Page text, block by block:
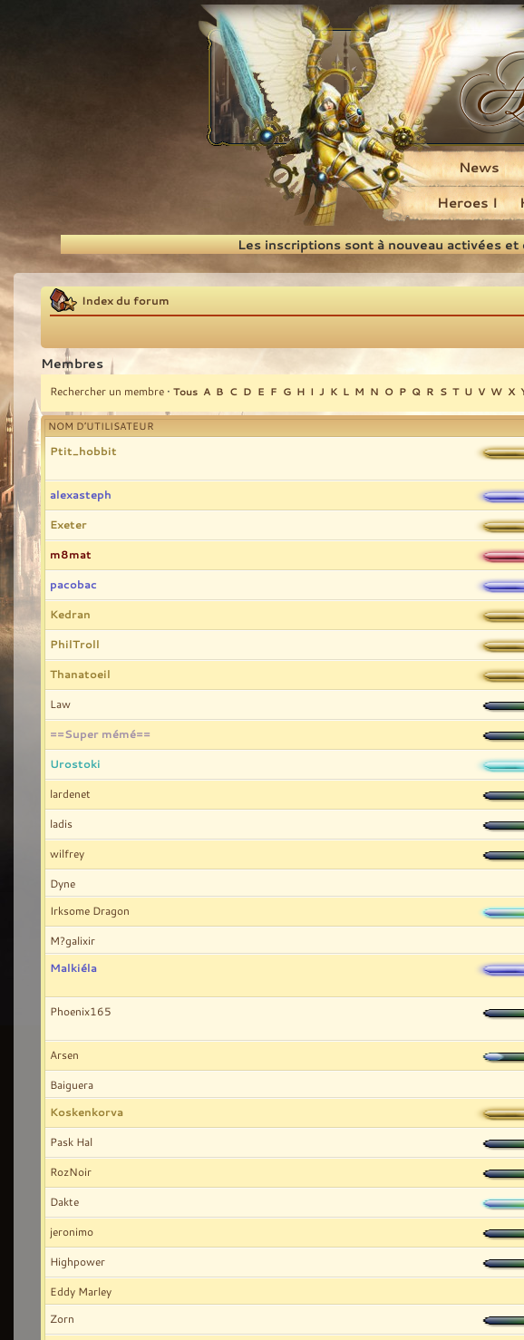
Recherche
Heroes I
News
Les inscriptions sont à nouveau activées
Index du forum
Membres
Rechercher un membre • Tous A B C D E F G H I J K L M N O P Q R S T U V W X
NOM D’UTILISATEUR
Ptit_hobbit
alexasteph
Exeter
m8mat
pacobac
Kedran
PhilTroll
Thanatoeil
Law
==Super mémé==
Urostoki
lardenet
ladis
wilfrey
Dyne
Irksome Dragon
M?galixir
Malkiéla
Phoenix165
Arsen
Baiguera
Koskenkorva
Pask Hal
RozNoir
Dakte
jeronimo
Highpower
Eddy Marley
Zorn